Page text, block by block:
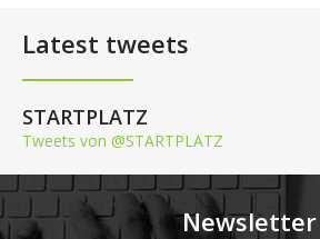
Latest tweets
STARTPLATZ
Tweets von @STARTPLATZ
Newsletter